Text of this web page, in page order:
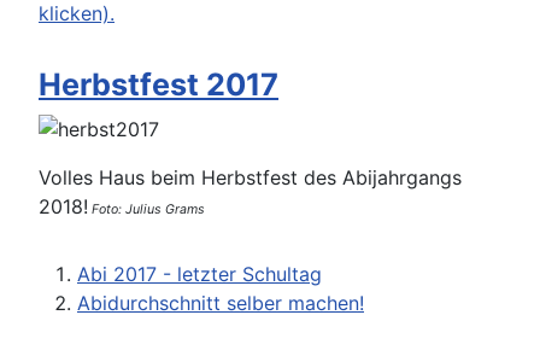
klicken).
Herbstfest 2017
Volles Haus beim Herbstfest des Abijahrgangs
2018! Foto: Julius Grams
Abi 2017 - letzter Schultag
Abidurchschnitt selber machen!